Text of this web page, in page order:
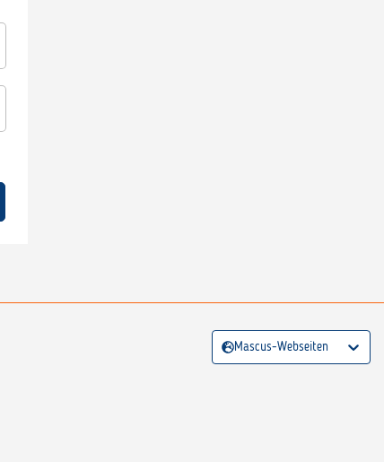
Mascus-Webseiten